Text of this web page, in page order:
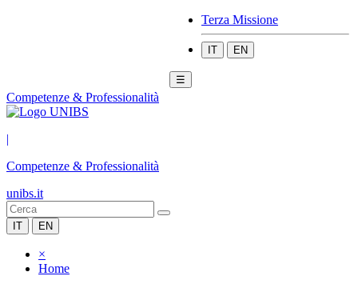
Terza Missione
IT EN
☰
Competenze & Professionalità
|
Competenze & Professionalità
unibs.it
IT EN
×
Home